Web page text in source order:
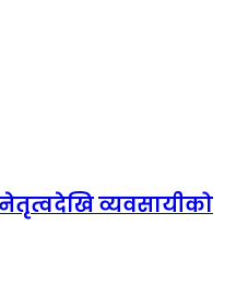
व्यवसायीको